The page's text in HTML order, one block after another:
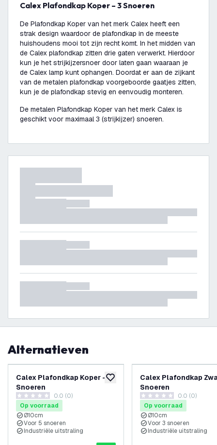
Calex Plafondkap Koper – 3 Snoeren
De Plafondkap Koper van het merk Calex heeft een
strak design waardoor de plafondkap in de meeste
huishoudens mooi tot zijn recht komt. In het midden van
de Calex plafondkap zitten drie gaten verwerkt. Hierdoor
kun je het strijkijzersnoer door laten gaan waaraan je
de Calex lamp kunt ophangen. Doordat er aan de zijkant
van de metalen plafondkap voorgeboorde gaatjes zitten,
kun je de plafondkap stevig en eenvoudig monteren.
De metalen Plafondkap Koper van het merk Calex is
geschikt voor maximaal 3 (strijkijzer) snoeren.
Alternatieven
toevoegen aan verlanglijst
Calex Plafondkap Koper – 5
Snoeren
0 score sterren0.0 (0)
Op voorraad
Ø10cm
Voor 5 snoeren
Industriële uitstraling
Calex Plafondkap
Snoeren
0 score sterren0.0 (0)
Op voorraad
Ø10cm
Voor 3 snoeren
Industriële uitstraling